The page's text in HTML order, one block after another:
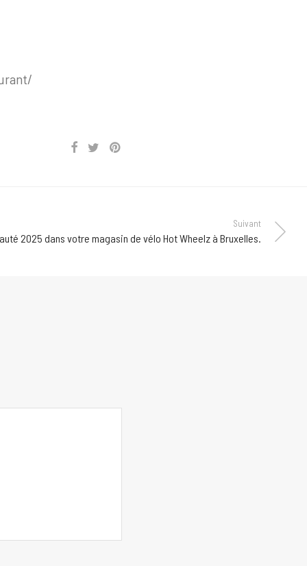
Suivant
2025 dans votre magasin de vélo Hot Wheelz à Bruxelles.